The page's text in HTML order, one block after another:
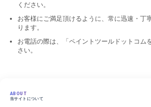
ください。
お客様にご満足頂けるように、常に迅速・丁
ります。
お電話の際は、「ペイントツールドットコム
さい。
ABOUT
当サイトについて